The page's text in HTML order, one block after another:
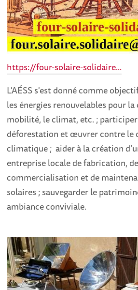
https://four-solaire-solidaire...
L'AÉSS s'est donné comme
les énergies renouvelables pour
mobilité, le climat, etc. ;
déforestation et œuvrer contre le
climatique ; aider à la création
entreprise locale de fabrication, de
commercialisation et de
solaires ; sauvegarder le
ambiance conviviale.